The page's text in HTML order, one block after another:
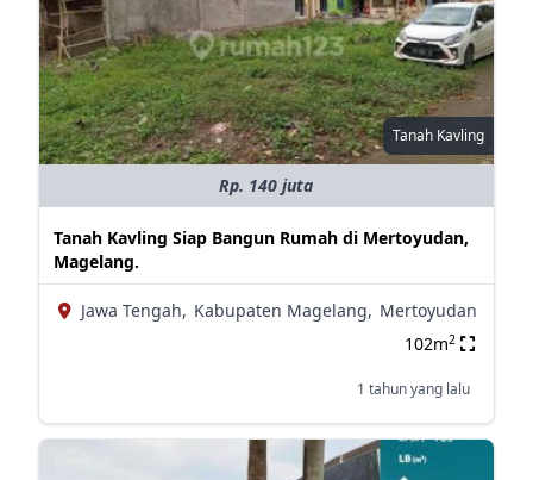
Tanah Kavling
Rp. 140 juta
Tanah Kavling Siap Bangun Rumah di Mertoyudan,
Magelang.
Jawa Tengah, Kabupaten Magelang, Mertoyudan
102m2
1 tahun yang lalu